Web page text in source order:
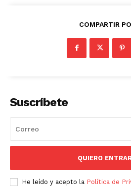
COMPARTIR
Suscríbete
QUIERO
He leído y acepto la Política de